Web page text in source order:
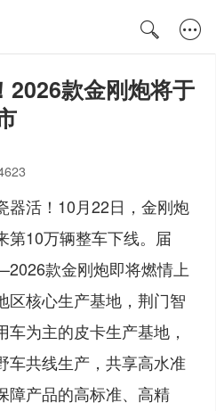
2026款金刚炮将于
活！ 10月22日，金刚炮
第10万辆整车下线。届
026款金刚炮即将燃情上
核心生产基地， 荆门智
车为主的皮卡生产基地，
车共线生产，共享高水准
障产品的高标准、高精